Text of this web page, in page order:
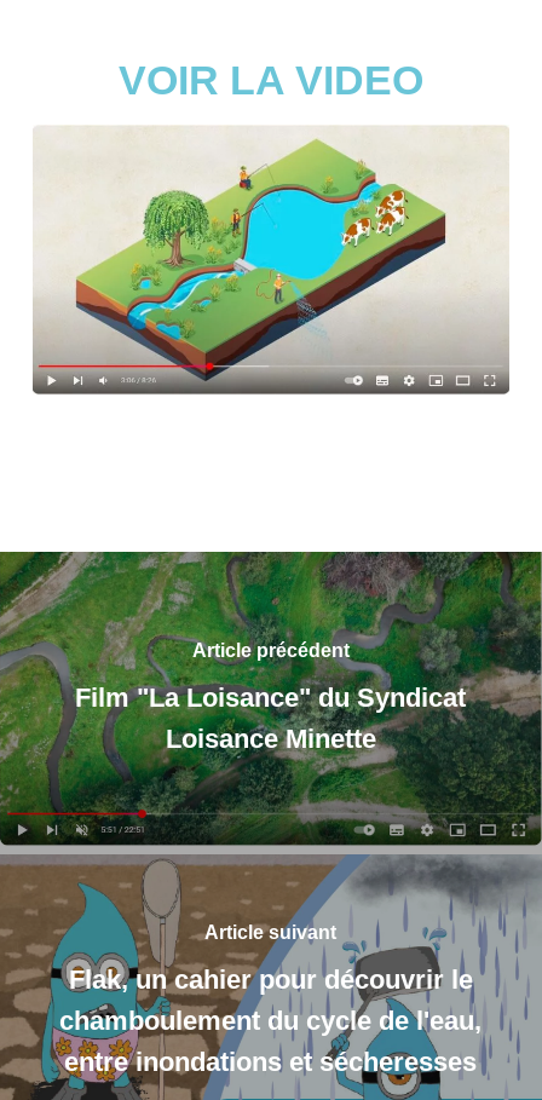
VOIR LA VIDEO
Article précédent
Film "La Loisance" du Syndicat
Loisance Minette
Article suivant
Flak, un cahier pour découvrir le
chamboulement du cycle de l'eau,
entre inondations et sécheresses